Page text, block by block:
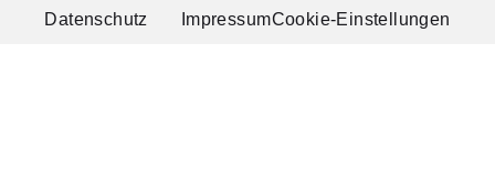
Datenschutz ImpressumCookie-Einstellungen